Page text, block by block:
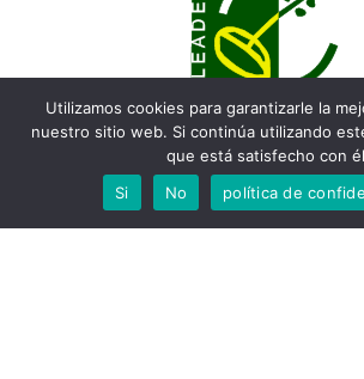
Utilizamos cookies para garantizarle la
nuestro sitio web. Si continúa utilizando
que está satisfecho con
Si
No política de